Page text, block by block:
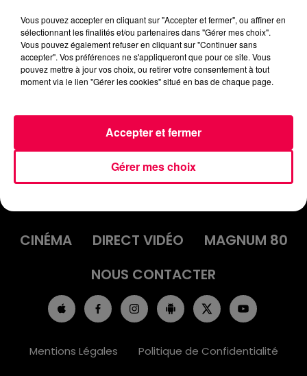
INFOS PEOPLE DE LA SEMAINE
03/10/2025
INFOS
EMISSIONS
CINÉMA
DIRECT VIDÉO
MAGNUM 80
NOUS CONTACTER
Mentions Légales Politique de Confidentialité
Vous pouvez accepter en cliquant sur "Accepter et fermer", ou affiner en
sélectionnant les finalités et/ou partenaires dans "Gérer mes choix".
Vous pouvez également refuser en cliquant sur "Continuer sans
accepter". Vos préférences ne s'appliqueront que pour ce site. Vous
pouvez mettre à jour vos choix, ou retirer votre consentement à tout
moment via le lien "Gérer les cookies" situé en bas de chaque page.
Gérer mes choix
Accepter et fermer